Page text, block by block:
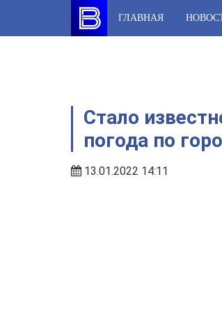
content
ГЛАВНАЯ
Стало
погода по
13.01.2022 14:11